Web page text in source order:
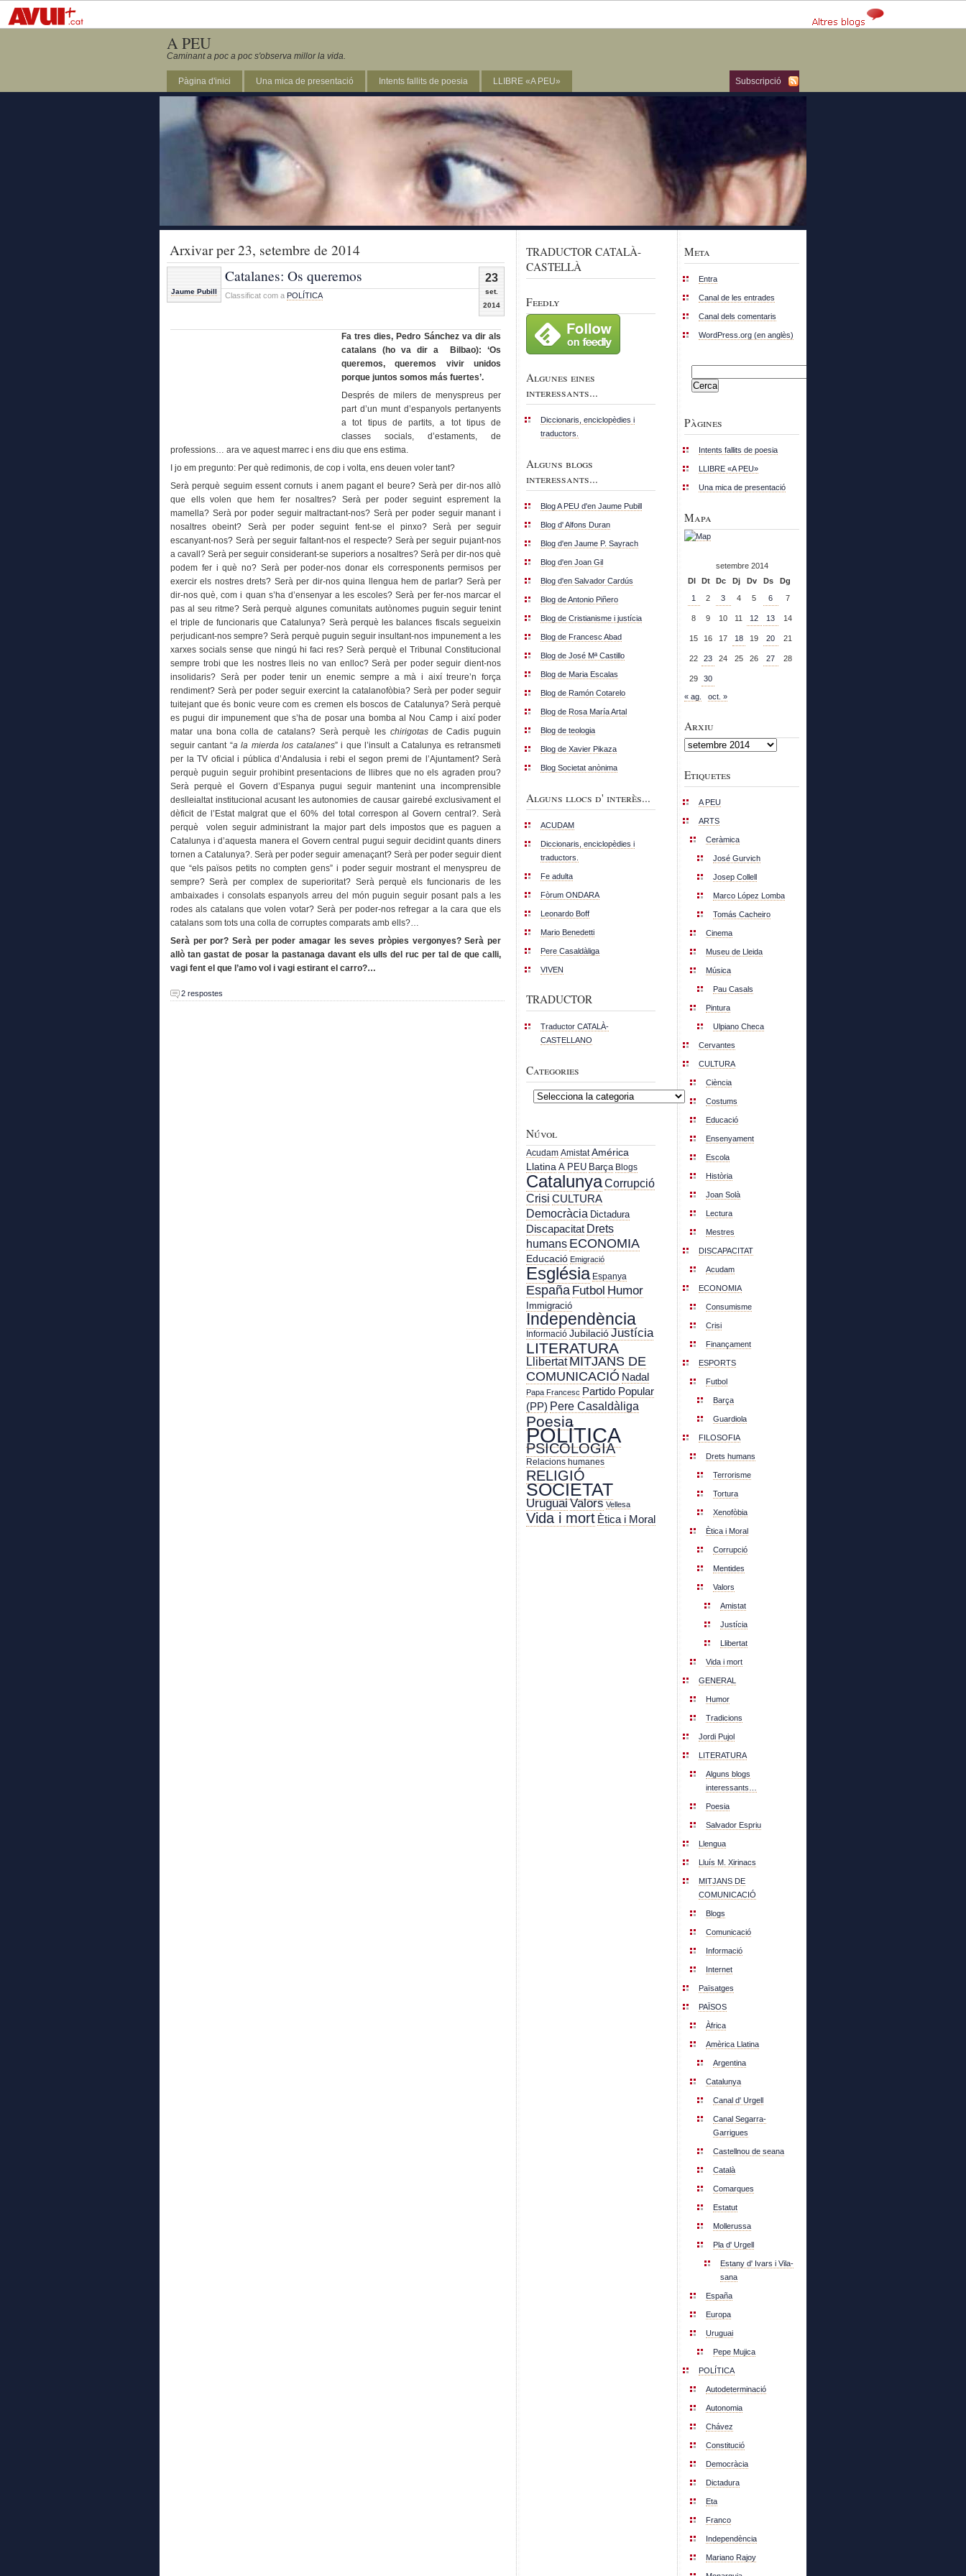
A PEU
Caminant a poc a poc s'observa millor la vida.
Subscripció
Pàgina d'inici Una mica de presentació Intents fallits de poesia LLIBRE «A PEU»
Arxivar per 23, setembre de 2014
23
set.
2014
Jaume Pubill
Catalanes: Os queremos
Classificat com a POLÍTICA
Fa tres dies, Pedro Sánchez va dir als
catalans (ho va dir a Bilbao): ‘Os
queremos, queremos vivir unidos
porque juntos somos más fuertes’.
Després de milers de menyspreus per
part d’un munt d’espanyols pertanyents
a tot tipus de partits, a tot tipus de
classes socials, d’estaments, de
professions… ara ve aquest marrec i ens diu que ens estima.
I jo em pregunto: Per què redimonis, de cop i volta, ens deuen voler tant?
Serà perquè seguim essent cornuts i anem pagant el beure? Serà per dir-nos allò
que ells volen que hem fer nosaltres? Serà per poder seguint esprement la
mamella? Serà por poder seguir maltractant-nos? Serà per poder seguir manant i
nosaltres obeint? Serà per poder seguint fent-se el pinxo? Serà per seguir
escanyant-nos? Serà per seguir faltant-nos el respecte? Serà per seguir pujant-nos
a cavall? Serà per seguir considerant-se superiors a nosaltres? Serà per dir-nos què
podem fer i què no? Serà per poder-nos donar els corresponents permisos per
exercir els nostres drets? Serà per dir-nos quina llengua hem de parlar? Serà per
dir-nos què, com i quan s’ha d’ensenyar a les escoles? Serà per fer-nos marcar el
pas al seu ritme? Serà perquè algunes comunitats autònomes puguin seguir tenint
el triple de funcionaris que Catalunya? Serà perquè les balances fiscals segueixin
perjudicant-nos sempre? Serà perquè puguin seguir insultant-nos impunement a les
xarxes socials sense que ningú hi faci res? Serà perquè el Tribunal Constitucional
sempre trobi que les nostres lleis no van enlloc? Serà per poder seguir dient-nos
insolidaris? Serà per poder tenir un enemic sempre a mà i així treure’n força
rendiment? Serà per poder seguir exercint la catalanofòbia? Serà per poder seguir
tuitejant que és bonic veure com es cremen els boscos de Catalunya? Serà perquè
es pugui dir impunement que s’ha de posar una bomba al Nou Camp i així poder
matar una bona colla de catalans? Serà perquè les chirigotasde Cadis puguin
seguir cantant “a la mierda los catalanes” i que l’insult a Catalunya es retransmeti
per la TV oficial i pública d’Andalusia i rebi el segon premi de l’Ajuntament? Serà
perquè puguin seguir prohibint presentacions de llibres que no els agraden prou?
Serà perquè el Govern d’Espanya pugui seguir mantenint una incomprensible
deslleialtat institucional acusant les autonomies de causar gairebé exclusivament el
dèficit de l’Estat malgrat que el 60% del total correspon al Govern central?. Serà
perquè volen seguir administrant la major part dels impostos que es paguen a
Catalunya i d’aquesta manera el Govern central pugui seguir decidint quants diners
tornen a Catalunya?. Serà per poder seguir amenaçant? Serà per poder seguir dient
que “els països petits no compten gens” i poder seguir mostrant el menyspreu de
sempre? Serà per complex de superioritat? Serà perquè els funcionaris de les
ambaixades i consolats espanyols arreu del món puguin seguir posant pals a les
rodes als catalans que volen votar? Serà per poder-nos refregar a la cara que els
catalans som tots una colla de corruptes comparats amb ells?…
Serà per por? Serà per poder amagar les seves pròpies vergonyes? Serà per
allò tan gastat de posar la pastanaga davant els ulls del ruc per tal de que calli,
vagi fent el que l’amo vol i vagi estirant el carro?…
2 respostes
TRADUCTOR CATALÀ-
CASTELLÀ
Feedly
Algunes eines
interessants...
Diccionaris, enciclopèdies i
traductors.
Alguns blogs
interessants...
Blog A PEU d'en Jaume Pubill
Blog d' Alfons Duran
Blog d'en Jaume P. Sayrach
Blog d'en Joan Gil
Blog d'en Salvador Cardús
Blog de Antonio Piñero
Blog de Cristianisme i justícia
Blog de Francesc Abad
Blog de José Mª Castillo
Blog de Maria Escalas
Blog de Ramón Cotarelo
Blog de Rosa María Artal
Blog de teologia
Blog de Xavier Pikaza
Blog Societat anònima
Alguns llocs d' interès...
ACUDAM
Diccionaris, enciclopèdies i
traductors.
Fe adulta
Fòrum ONDARA
Leonardo Boff
Mario Benedetti
Pere Casaldàliga
VIVEN
TRADUCTOR
Traductor CATALÀ-
CASTELLANO
Categories
Categories
Núvol
Acudam Amistat América
Llatina A PEU Barça Blogs
CatalunyaCorrupció
Crisi CULTURA
Democràcia Dictadura
Discapacitat Drets
humans ECONOMIA
Educació Emigració
Església Espanya
España Futbol Humor
Immigració
Independència
Informació JubilacióJustícia
LITERATURA
LlibertatMITJANS DE
COMUNICACIÓ Nadal
Papa Francesc Partido Popular
(PP) Pere Casaldàliga
Poesia
POLÍTICA
PSICOLOGIA
Relacions humanes
RELIGIÓ
SOCIETAT
Uruguai Valors Vellesa
Vida i mort Ètica i Moral
Meta
Entra
Canal de les entrades
Canal dels comentaris
WordPress.org (en anglès)
Pàgines
Intents fallits de poesia
LLIBRE «A PEU»
Una mica de presentació
Mapa
setembre 2014
Dl
Dt Dc Dj Dv Ds
Dg
1
2 3 4 5 6 7
8 9 10 11 12 13 14
15 16 17 18 19 20 21
22 23 24 25 26 27 28
29 30
« ag. oct. »
Arxiu
Arxiu
Etiquetes
A PEU
ARTS
Ceràmica
José Gurvich
Josep Collell
Marco López Lomba
Tomás Cacheiro
Cinema
Museu de Lleida
Música
Pau Casals
Pintura
Ulpiano Checa
Cervantes
CULTURA
Ciència
Costums
Educació
Ensenyament
Escola
Història
Joan Solà
Lectura
Mestres
DISCAPACITAT
Acudam
ECONOMIA
Consumisme
Crisi
Finançament
ESPORTS
Futbol
Barça
Guardiola
FILOSOFIA
Drets humans
Terrorisme
Tortura
Xenofòbia
Ètica i Moral
Corrupció
Mentides
Valors
Amistat
Justícia
Llibertat
Vida i mort
GENERAL
Humor
Tradicions
Jordi Pujol
LITERATURA
Alguns blogs
interessants…
Poesia
Salvador Espriu
Llengua
Lluís M. Xirinacs
MITJANS DE
COMUNICACIÓ
Blogs
Comunicació
Informació
Internet
Païsatges
PAÏSOS
Àfrica
Amèrica Llatina
Argentina
Catalunya
Canal d' Urgell
Canal Segarra-
Garrigues
Castellnou de seana
Català
Comarques
Estatut
Mollerussa
Pla d' Urgell
Estany d' Ivars i Vila-
sana
España
Europa
Uruguai
Pepe Mujica
POLÍTICA
Autodeterminació
Autonomia
Chávez
Constitució
Democràcia
Dictadura
Eta
Franco
Independència
Mariano Rajoy